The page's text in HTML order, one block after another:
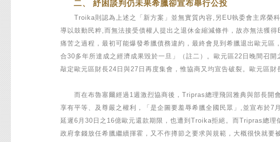
二、 紓困談判仍未果希臘卻宣布舉行公投
Troika則認為上述之「新方案」並無實質內容,另EU執委會主席榮科
導以鼓動民粹,而無法接受債權人提出之退休金縮減條件，故亦無法獲
痛苦之過程，最初可能爆發希臘債務違約，最終會見到希臘退出歐元
合30多年所達成之經濟成果毀於一旦」（註二）。歐元區22日晚間召
敲定歐元區財長24日與27日再度集會，惟協商又均宣告破裂。歐元區
而在布魯塞爾經過1週激烈協商後，Tripras總理飛回雅典與部長開會
享有平等、及尊嚴之權利，「是企圖要羞辱希臘全國民眾」,並宣布於
延遲6月30日之16億歐元還款期限，也遭到Troika拒絕。而Tripras總
政府拿錢放任希臘繼續揮霍，又不作撙節之要求與規範，大概很快就